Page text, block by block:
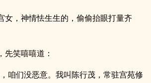
女，神情怯生生的，偷偷抬眼打量齐
先笑嘻嘻道：
咱们没恶意。我叫陈行茂，常驻宫苑修